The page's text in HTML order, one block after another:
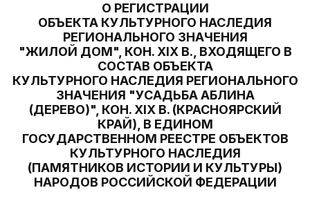
О РЕГИСТРАЦИИ
ОБЪЕКТА КУЛЬТУРНОГО НАСЛЕДИЯ
РЕГИОНАЛЬНОГО ЗНАЧЕНИЯ
"ЖИЛОЙ ДОМ", КОН. XIX В., ВХОДЯЩЕГО В
СОСТАВ ОБЪЕКТА
КУЛЬТУРНОГО НАСЛЕДИЯ РЕГИОНАЛЬНОГО
ЗНАЧЕНИЯ "УСАДЬБА АБЛИНА
(ДЕРЕВО)", КОН. XIX В. (КРАСНОЯРСКИЙ
КРАЙ), В ЕДИНОМ
ГОСУДАРСТВЕННОМ РЕЕСТРЕ ОБЪЕКТОВ
КУЛЬТУРНОГО НАСЛЕДИЯ
(ПАМЯТНИКОВ ИСТОРИИ И КУЛЬТУРЫ)
НАРОДОВ РОССИЙСКОЙ ФЕДЕРАЦИИ